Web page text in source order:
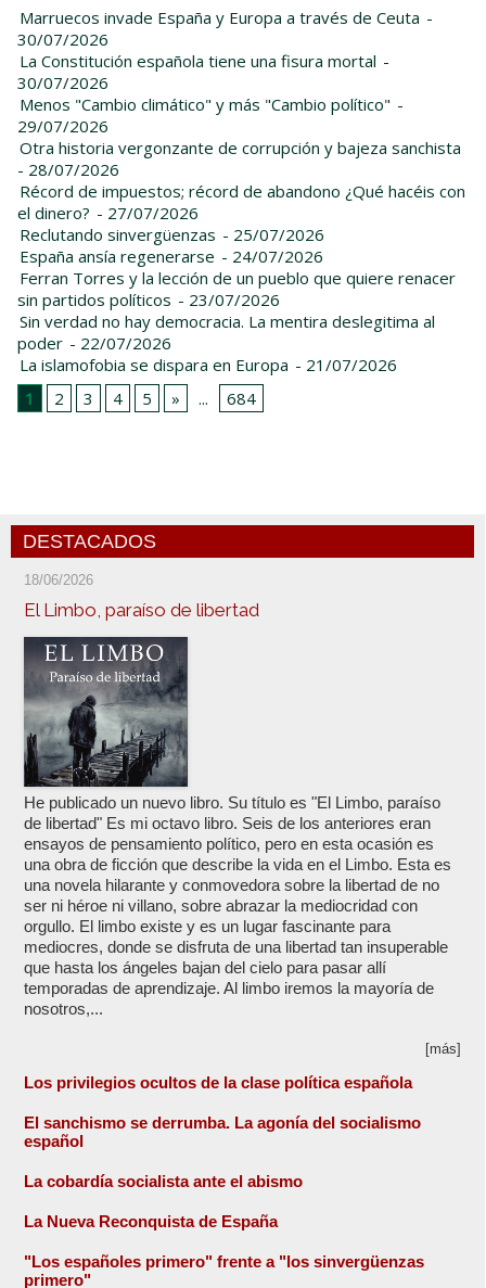
Marruecos invade España y Europa a través de Ceuta -
30/07/2026
La Constitución española tiene una fisura mortal -
30/07/2026
Menos "Cambio climático" y más "Cambio político" -
29/07/2026
Otra historia vergonzante de corrupción y bajeza sanchista
- 28/07/2026
Récord de impuestos; récord de abandono ¿Qué hacéis con
el dinero? - 27/07/2026
Reclutando sinvergüenzas - 25/07/2026
España ansía regenerarse - 24/07/2026
Ferran Torres y la lección de un pueblo que quiere renacer
sin partidos políticos - 23/07/2026
Sin verdad no hay democracia. La mentira deslegitima al
poder - 22/07/2026
La islamofobia se dispara en Europa - 21/07/2026
1
2 3 4 5 » ... 684
DESTACADOS
18/06/2026
El Limbo, paraíso de libertad
He publicado un nuevo libro. Su título es "El Limbo, paraíso
de libertad" Es mi octavo libro. Seis de los anteriores eran
ensayos de pensamiento político, pero en esta ocasión es
una obra de ficción que describe la vida en el Limbo. Esta es
una novela hilarante y conmovedora sobre la libertad de no
ser ni héroe ni villano, sobre abrazar la mediocridad con
orgullo. El limbo existe y es un lugar fascinante para
mediocres, donde se disfruta de una libertad tan insuperable
que hasta los ángeles bajan del cielo para pasar allí
temporadas de aprendizaje. Al limbo iremos la mayoría de
nosotros,...
[más]
Los privilegios ocultos de la clase política española
El sanchismo se derrumba. La agonía del socialismo
español
La cobardía socialista ante el abismo
La Nueva Reconquista de España
"Los españoles primero" frente a "los sinvergüenzas
primero"